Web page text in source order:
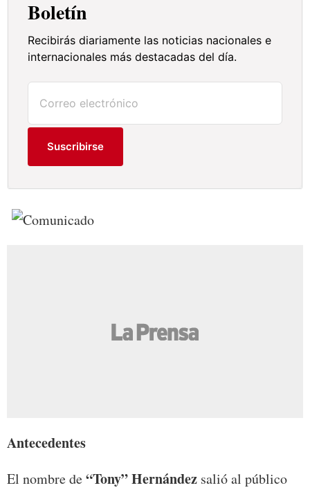
Boletín
Recibirás diariamente las noticias nacionales e
internacionales más destacadas del día.
Suscribirse
Antecedentes
El nombre de“Tony” Hernández salió al público